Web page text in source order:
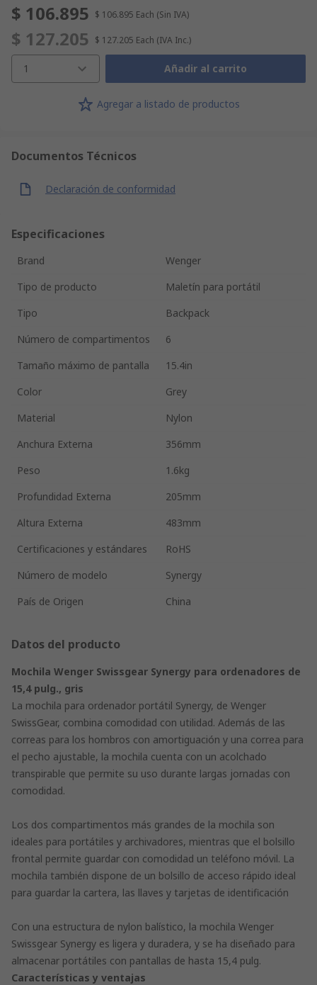
$ 106.895 $ 106.895 Each (Sin IVA)
$ 127.205 $ 127.205 Each (IVA Inc.)
1 Añadir al carrito
Agregar a listado de productos
Documentos Técnicos
Declaración de conformidad
Especificaciones
Brand
Wenger
Tipo de producto
Maletín para portátil
Tipo
Backpack
Número de compartimentos
6
Tamaño máximo de pantalla
15.4in
Color
Grey
Material
Nylon
Anchura Externa
356mm
Peso
1.6kg
Profundidad Externa
205mm
Altura Externa
483mm
Certificaciones y estándares
RoHS
Número de modelo
Synergy
País de Origen
China
Datos del producto
Mochila Wenger Swissgear Synergy para ordenadores de
15,4 pulg., gris
La mochila para ordenador portátil Synergy, de Wenger
SwissGear, combina comodidad con utilidad. Además de las
correas para los hombros con amortiguación y una correa para
el pecho ajustable, la mochila cuenta con un acolchado
transpirable que permite su uso durante largas jornadas con
comodidad.
Los dos compartimentos más grandes de la mochila son
ideales para portátiles y archivadores, mientras que el bolsillo
frontal permite guardar con comodidad un teléfono móvil. La
mochila también dispone de un bolsillo de acceso rápido ideal
para guardar la cartera, las llaves y tarjetas de identificación
Con una estructura de nylon balístico, la mochila Wenger
Swissgear Synergy es ligera y duradera, y se ha diseñado para
almacenar portátiles con pantallas de hasta 15,4 pulg.
Características y ventajas